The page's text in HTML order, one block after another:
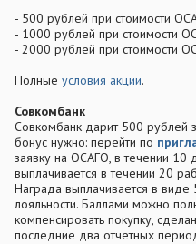
- 500 рублей при стоимости
- 1000 рублей при стоимости
- 2000 рублей при стоимости
Полные условия акции.
Совкомбанк
Совкомбанк дарит 500 рублей
бонус нужно: перейти по
заявку на ОСАГО, в течении 10
выплачивается в течении 20
Награда выплачивается в
лояльности. Баллами можно
компенсировать покупку,
последние два отчетных